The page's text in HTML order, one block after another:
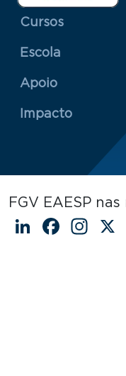
Menu Rodapé 1
Cursos
Escola
Rodapé 2
Apoio
Impacto
FGV EAESP